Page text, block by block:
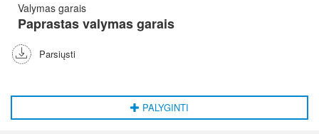
Valymas garais
Paprastas valymas garais
Parsiųsti
PALYGINTI